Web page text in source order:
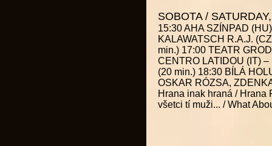
SOBOTA /
15:30 AHA SZÍNPAD
KALAWATSCH R.A.J.
min.) 17:00 TEATR
CENTRO LATIDOU (IT)
(20 min.) 18:30 BÍLÁ
OSKAR RÓZSA,
Hrana inak hraná / Hrana
všetci tí muži... / What